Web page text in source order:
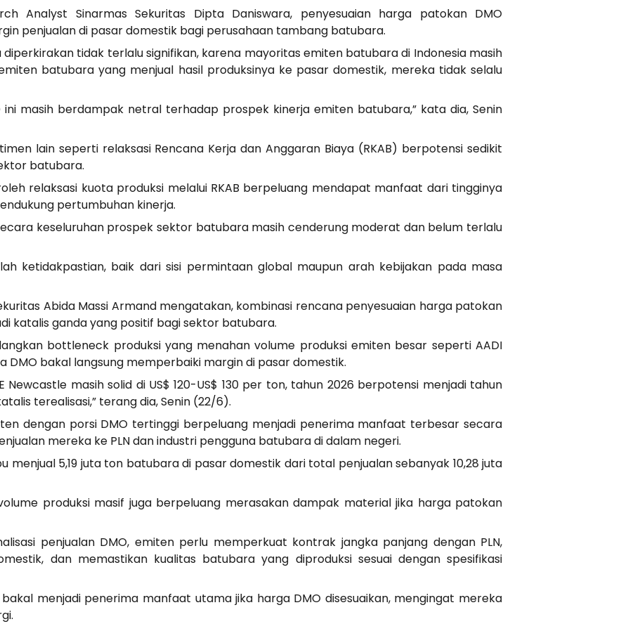
Analyst Sinarmas Sekuritas Dipta Daniswara, penyesuaian harga patokan DMO
penjualan di pasar domestik bagi perusahaan tambang batubara.
tidak terlalu signifikan, karena mayoritas emiten batubara di Indonesia masih
batubara yang menjual hasil produksinya ke pasar domestik, mereka tidak selalu
ini masih berdampak netral terhadap prospek kinerja emiten batubara,” kata dia, Senin
lain seperti relaksasi Rencana Kerja dan Anggaran Biaya (RKAB) berpotensi sedikit
batubara.
relaksasi kuota produksi melalui RKAB berpeluang mendapat manfaat dari tingginya
pertumbuhan kinerja.
keseluruhan prospek sektor batubara masih cenderung moderat dan belum terlalu
ketidakpastian, baik dari sisi permintaan global maupun arah kebijakan pada masa
Abida Massi Armand mengatakan, kombinasi rencana penyesuaian harga patokan
katalis ganda yang positif bagi sektor batubara.
bottleneck produksi yang menahan volume produksi emiten besar seperti AADI
DMO bakal langsung memperbaiki margin di pasar domestik.
masih solid di US$ 120-US$ 130 per ton, tahun 2026 berpotensi menjadi tahun
terealisasi,” terang dia, Senin (22/6).
dengan porsi DMO tertinggi berpeluang menjadi penerima manfaat terbesar secara
mereka ke PLN dan industri pengguna batubara di dalam negeri.
menjual 5,19 juta ton batubara di pasar domestik dari total penjualan sebanyak 10,28 juta
produksi masif juga berpeluang merasakan dampak material jika harga patokan
penjualan DMO, emiten perlu memperkuat kontrak jangka panjang dengan PLN,
dan memastikan kualitas batubara yang diproduksi sesuai dengan spesifikasi
menjadi penerima manfaat utama jika harga DMO disesuaikan, mengingat mereka